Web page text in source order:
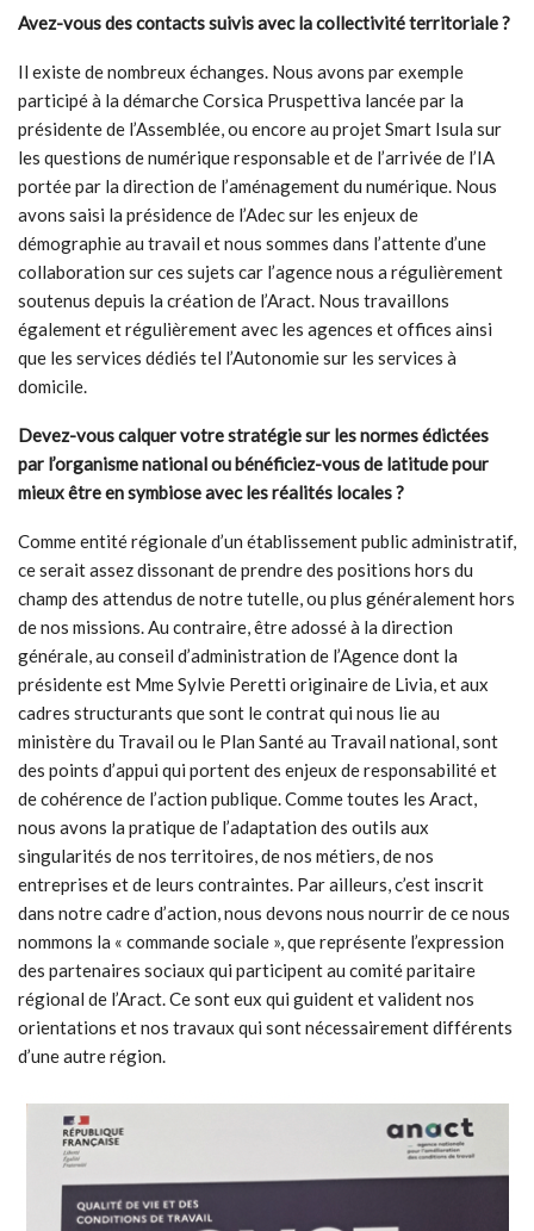
Avez-vous des contacts suivis avec la collectivité territoriale ?
Il existe de nombreux échanges. Nous avons par exemple
participé à la démarche Corsica Pruspettiva lancée par la
présidente de l’Assemblée, ou encore au projet Smart Isula sur
les questions de numérique responsable et de l’arrivée de l’IA
portée par la direction de l’aménagement du numérique. Nous
avons saisi la présidence de l’Adec sur les enjeux de
démographie au travail et nous sommes dans l’attente d’une
collaboration sur ces sujets car l’agence nous a régulièrement
soutenus depuis la création de l’Aract. Nous travaillons
également et régulièrement avec les agences et offices ainsi
que les services dédiés tel l’Autonomie sur les services à
domicile.
Devez-vous calquer votre stratégie sur les normes édictées
par l’organisme national ou bénéficiez-vous de latitude pour
mieux être en symbiose avec les réalités locales ?
Comme entité régionale d’un établissement public administratif,
ce serait assez dissonant de prendre des positions hors du
champ des attendus de notre tutelle, ou plus généralement hors
de nos missions. Au contraire, être adossé à la direction
générale, au conseil d’administration de l’Agence dont la
présidente est Mme Sylvie Peretti originaire de Livia, et aux
cadres structurants que sont le contrat qui nous lie au
ministère du Travail ou le Plan Santé au Travail national, sont
des points d’appui qui portent des enjeux de responsabilité et
de cohérence de l’action publique. Comme toutes les Aract,
nous avons la pratique de l’adaptation des outils aux
singularités de nos territoires, de nos métiers, de nos
entreprises et de leurs contraintes. Par ailleurs, c’est inscrit
dans notre cadre d’action, nous devons nous nourrir de ce nous
nommons la « commande sociale », que représente l’expression
des partenaires sociaux qui participent au comité paritaire
régional de l’Aract. Ce sont eux qui guident et valident nos
orientations et nos travaux qui sont nécessairement différents
d’une autre région.